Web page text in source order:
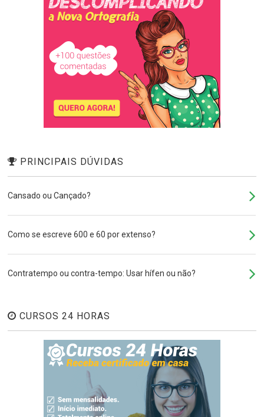
PRINCIPAIS DÚVIDAS
Cansado ou Cançado?
Como se escreve 600 e 60 por extenso?
Contratempo ou contra-tempo: Usar hífen ou não?
CURSOS 24 HORAS